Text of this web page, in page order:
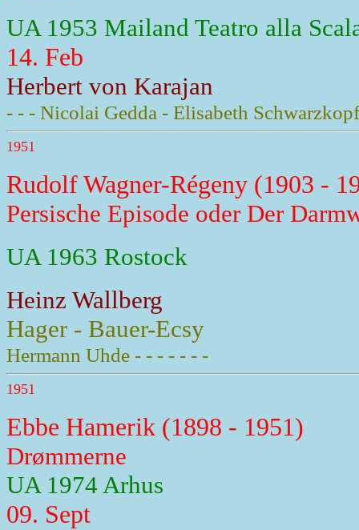
UA 1953 Mailand Teatro alla
14. Feb
Herbert von Karajan
- - - Nicolai Gedda - Elisabeth
1951
Rudolf Wagner-Régeny (1903 -
Persische Episode oder Der
UA 1963 Rostock
Heinz Wallberg
Hager - Bauer-Ecsy
Hermann Uhde - - - - - - -
1951
Ebbe Hamerik (1898 - 1951)
Drømmerne
UA 1974 Arhus
09. Sept